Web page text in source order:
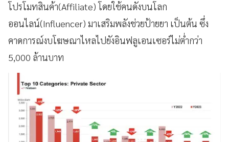
โปรโมทสินค้า(Affiliate) โดยใช้คนดังบนโลก
ออนไลน์(Influencer) มาเสริมพลังช่วยป้ายยา เป็นต้น ซึ่ง
คาดการณ์งบโฆษณาไหลไปยังอินฟลูเอนเซอร์ไม่ต่ำกว่า
5,000 ล้านบาท